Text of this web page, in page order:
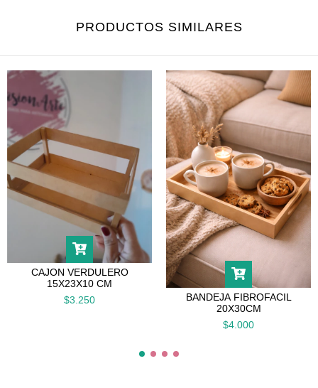
PRODUCTOS SIMILARES
CAJON VERDULERO
15X23X10 CM
$3.250
BANDEJA FIBROFACIL
20X30CM
$4.000